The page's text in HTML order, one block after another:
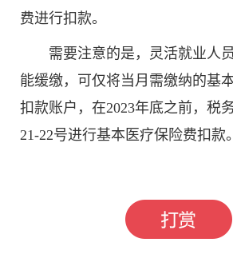
费进行扣款。
需要注意的是，灵活就业人
能缓缴，可仅将当月需缴纳的基
扣款账户，在2023年底之前，税
21-22号进行基本医疗保险费扣款。